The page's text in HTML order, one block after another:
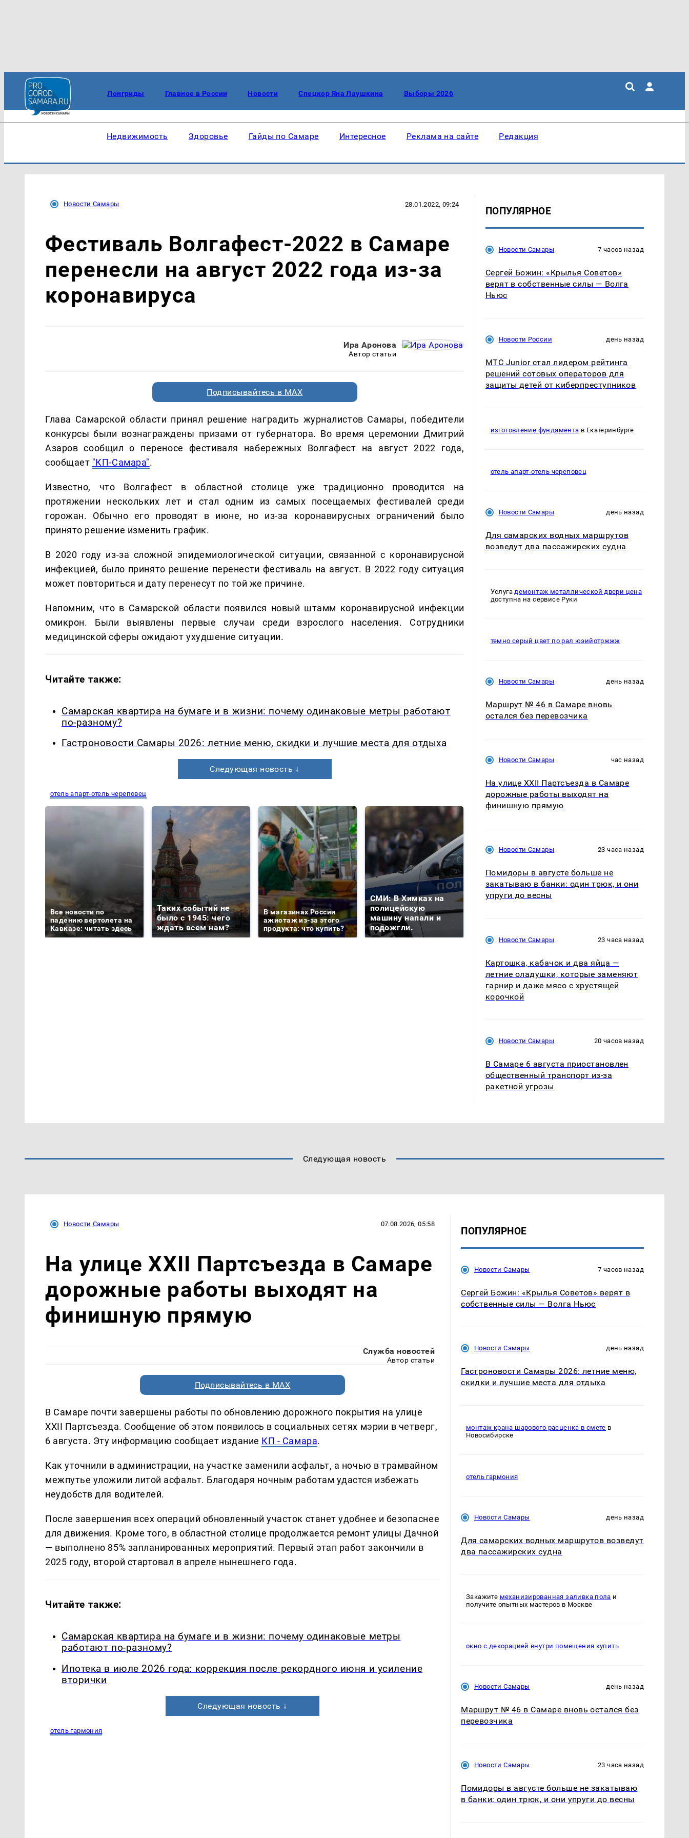
Лонгриды Главное в России Новости Спецкор Яна Лаушкина Выборы 2026
Недвижимость Здоровье Гайды по Самаре Интересное Реклама на сайте Редакция
Новости Самары 28.01.2022, 09:24
Фестиваль Волгафест-2022 в Самаре
перенесли на август 2022 года из-за
коронавируса
Ира Аронова
Автор статьи
Подписывайтесь в MAX
Глава Самарской области принял решение наградить журналистов Самары, победители
конкурсы были вознаграждены призами от губернатора. Во время церемонии Дмитрий
Азаров сообщил о переносе фестиваля набережных Волгафест на август 2022 года,
сообщает "КП-Самара".
Известно, что Волгафест в областной столице уже традиционно проводится на
протяжении нескольких лет и стал одним из самых посещаемых фестивалей среди
горожан. Обычно его проводят в июне, но из-за коронавирусных ограничений было
принято решение изменить график.
В 2020 году из-за сложной эпидемиологической ситуации, связанной с коронавирусной
инфекцией, было принято решение перенести фестиваль на август. В 2022 году ситуация
может повториться и дату перенесут по той же причине.
Напомним, что в Самарской области появился новый штамм коронавирусной инфекции
омикрон. Были выявлены первые случаи среди взрослого населения. Сотрудники
медицинской сферы ожидают ухудшение ситуации.
Читайте также:
Самарская квартира на бумаге и в жизни: почему одинаковые метры работают
по-разному?
Гастроновости Самары 2026: летние меню, скидки и лучшие места для отдыха
Следующая новость ↓
отель апарт-отель череповец
Все новости по
падению вертолета на
Кавказе: читать здесь
Таких событий не
было с 1945: чего
ждать всем нам?
В магазинах России
ажиотаж из-за этого
продукта: что купить?
СМИ: В Химках на
полицейскую
машину напали и
подожгли.
ПОПУЛЯРНОЕ
Новости Самары 7 часов назад
Сергей Божин: «Крылья Советов»
верят в собственные силы — Волга
Ньюс
Новости России день назад
МТС Junior стал лидером рейтинга
решений сотовых операторов для
защиты детей от киберпреступников
изготовление фундамента в Екатеринбурге
отель апарт-отель череповец
Новости Самары день назад
Для самарских водных маршрутов
возведут два пассажирских судна
Услугадемонтаж металлической двери цена
доступна на сервисе Руки
темно серый цвет по рал юэийотржжж
Новости Самары день назад
Маршрут № 46 в Самаре вновь
остался без перевозчика
Новости Самары час назад
На улице XXII Партсъезда в Самаре
дорожные работы выходят на
финишную прямую
Новости Самары 23 часа назад
Помидоры в августе больше не
закатываю в банки: один трюк, и они
упруги до весны
Новости Самары 23 часа назад
Картошка, кабачок и два яйца —
летние оладушки, которые заменяют
гарнир и даже мясо с хрустящей
корочкой
Новости Самары 20 часов назад
В Самаре 6 августа приостановлен
общественный транспорт из-за
ракетной угрозы
Следующая новость
Новости Самары 07.08.2026, 05:58
На улице XXII Партсъезда в Самаре
дорожные работы выходят на
финишную прямую
Служба новостей
Автор статьи
Подписывайтесь в MAX
В Самаре почти завершены работы по обновлению дорожного покрытия на улице
XXII Партсъезда. Сообщение об этом появилось в социальных сетях мэрии в четверг,
6 августа. Эту информацию сообщает издание КП - Самара.
Как уточнили в администрации, на участке заменили асфальт, а ночью в трамвайном
межпутье уложили литой асфальт. Благодаря ночным работам удастся избежать
неудобств для водителей.
После завершения всех операций обновленный участок станет удобнее и безопаснее
для движения. Кроме того, в областной столице продолжается ремонт улицы Дачной
— выполнено 85% запланированных мероприятий. Первый этап работ закончили в
2025 году, второй стартовал в апреле нынешнего года.
Читайте также:
Самарская квартира на бумаге и в жизни: почему одинаковые метры
работают по-разному?
Ипотека в июле 2026 года: коррекция после рекордного июня и усиление
вторички
Следующая новость ↓
отель гармония
ПОПУЛЯРНОЕ
Новости Самары 7 часов назад
Сергей Божин: «Крылья Советов» верят в
собственные силы — Волга Ньюс
Новости Самары день назад
Гастроновости Самары 2026: летние меню,
скидки и лучшие места для отдыха
монтаж крана шарового расценка в смете в
Новосибирске
отель гармония
Новости Самары день назад
Для самарских водных маршрутов возведут
два пассажирских судна
Закажите механизированная заливка пола и
получите опытных мастеров в Москве
окно с декорацией внутри помещения купить
Новости Самары день назад
Маршрут № 46 в Самаре вновь остался без
перевозчика
Новости Самары 23 часа назад
Помидоры в августе больше не закатываю
в банки: один трюк, и они упруги до весны